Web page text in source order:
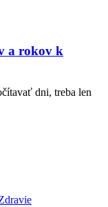
a rokov k
dni, treba len